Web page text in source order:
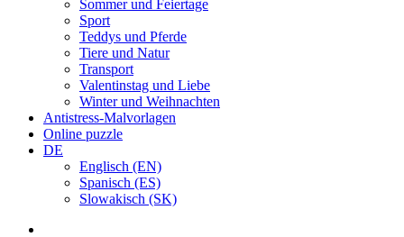
Sommer und Feiertage
Sport
Teddys und Pferde
Tiere und Natur
Transport
Valentinstag und Liebe
Winter und Weihnachten
Antistress-Malvorlagen
Online puzzle
DE
Englisch (EN)
Spanisch (ES)
Slowakisch (SK)